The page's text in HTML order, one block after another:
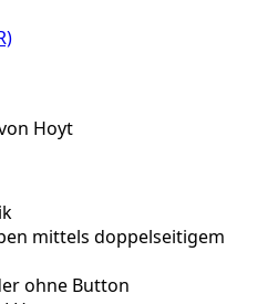
Hoyt
mittels doppelseitigem
ohne Button